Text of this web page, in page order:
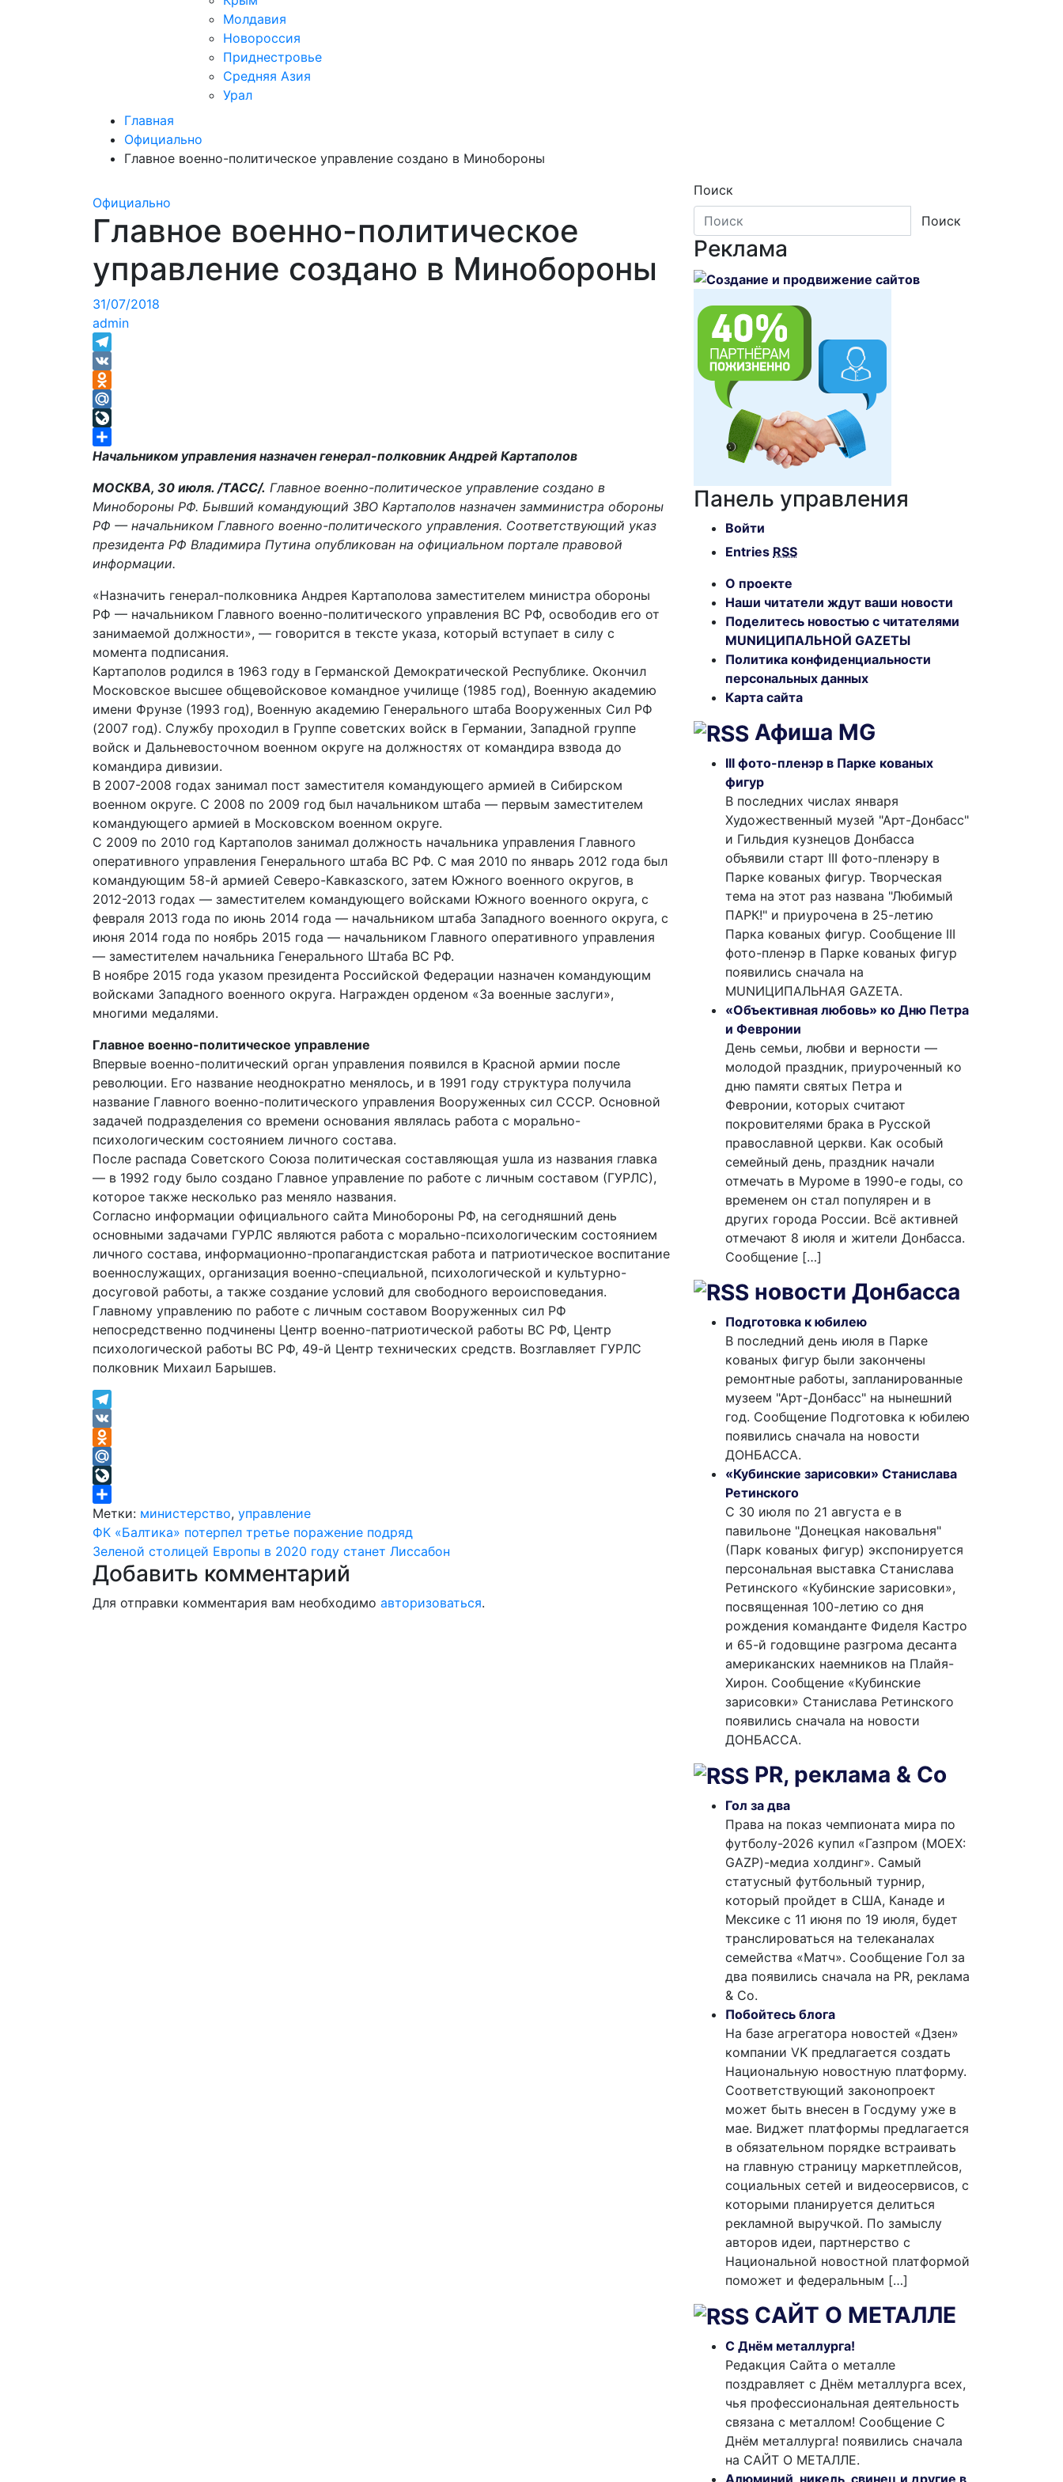
Молдавия
Новороссия
Приднестровье
Средняя Азия
Урал
Главная
Официально
Главное военно-политическое управление создано в Минобороны
Официально
Главное военно-политическое
управление создано в Минобороны
31/07/2018
admin
Telegram
VK
Odnoklassniki
Mail.Ru
LiveJournal
Отправить
Начальником управления назначен генерал-полковник Андрей Картаполов
МОСКВА, 30 июля. /ТАСС/. Главное военно-политическое управление создано в
Минобороны РФ. Бывший командующий ЗВО Картаполов назначен замминистра обороны
РФ — начальником Главного военно-политического управления. Соответствующий указ
президента РФ Владимира Путина опубликован на официальном портале правовой
информации.
«Назначить генерал-полковника Андрея Картаполова заместителем министра обороны
РФ — начальником Главного военно-политического управления ВС РФ, освободив его от
занимаемой должности», — говорится в тексте указа, который вступает в силу с
момента подписания.
Картаполов родился в 1963 году в Германской Демократической Республике. Окончил
Московское высшее общевойсковое командное училище (1985 год), Военную академию
имени Фрунзе (1993 год), Военную академию Генерального штаба Вооруженных Сил РФ
(2007 год). Службу проходил в Группе советских войск в Германии, Западной группе
войск и Дальневосточном военном округе на должностях от командира взвода до
командира дивизии.
В 2007-2008 годах занимал пост заместителя командующего армией в Сибирском
военном округе. С 2008 по 2009 год был начальником штаба — первым заместителем
командующего армией в Московском военном округе.
С 2009 по 2010 год Картаполов занимал должность начальника управления Главного
оперативного управления Генерального штаба ВС РФ. С мая 2010 по январь 2012 года был
командующим 58-й армией Северо-Кавказского, затем Южного военного округов, в
2012-2013 годах — заместителем командующего войсками Южного военного округа, с
февраля 2013 года по июнь 2014 года — начальником штаба Западного военного округа, с
июня 2014 года по ноябрь 2015 года — начальником Главного оперативного управления
— заместителем начальника Генерального Штаба ВС РФ.
В ноябре 2015 года указом президента Российской Федерации назначен командующим
войсками Западного военного округа. Награжден орденом «За военные заслуги»,
многими медалями.
Главное военно-политическое управление
Впервые военно-политический орган управления появился в Красной армии после
революции. Его название неоднократно менялось, и в 1991 году структура получила
название Главного военно-политического управления Вооруженных сил СССР. Основной
задачей подразделения со времени основания являлась работа с морально-
психологическим состоянием личного состава.
После распада Советского Союза политическая составляющая ушла из названия главка
— в 1992 году было создано Главное управление по работе с личным составом (ГУРЛС),
которое также несколько раз меняло названия.
Согласно информации официального сайта Минобороны РФ, на сегодняшний день
основными задачами ГУРЛС являются работа с морально-психологическим состоянием
личного состава, информационно-пропагандистская работа и патриотическое воспитание
военнослужащих, организация военно-специальной, психологической и культурно-
досуговой работы, а также создание условий для свободного вероисповедания.
Главному управлению по работе с личным составом Вооруженных сил РФ
непосредственно подчинены Центр военно-патриотической работы ВС РФ, Центр
психологической работы ВС РФ, 49-й Центр технических средств. Возглавляет ГУРЛС
полковник Михаил Барышев.
Telegram
VK
Odnoklassniki
Mail.Ru
LiveJournal
Отправить
Метки: министерство, управление
Навигация
по
записям
ФК «Балтика» потерпел третье поражение подряд
Зеленой столицей Европы в 2020 году станет Лиссабон
Добавить комментарий
Для отправки комментария вам необходимо авторизоваться.
Поиск
Поиск
Реклама
Панель управления
Войти
Entries RSS
О проекте
Наши читатели ждут ваши новости
Поделитесь новостью с читателями
MUNИЦИПАЛЬНОЙ GAZЕТЫ
Политика конфиденциальности
персональных данных
Карта сайта
Афиша MG
III фото-пленэр в Парке кованых
фигур
В последних числах января
Художественный музей "Арт-Донбасс"
и Гильдия кузнецов Донбасса
объявили старт III фото-пленэру в
Парке кованых фигур. Творческая
тема на этот раз названа "Любимый
ПАРК!" и приурочена в 25-летию
Парка кованых фигур. Сообщение III
фото-пленэр в Парке кованых фигур
появились сначала на
MUNИЦИПАЛЬНАЯ GAZЕТА.
«Объективная любовь» ко Дню Петра
и Февронии
День семьи, любви и верности —
молодой праздник, приуроченный ко
дню памяти святых Петра и
Февронии, которых считают
покровителями брака в Русской
православной церкви. Как особый
семейный день, праздник начали
отмечать в Муроме в 1990-е годы, со
временем он стал популярен и в
других города России. Всё активней
отмечают 8 июля и жители Донбасса.
Сообщение […]
новости Донбасса
Подготовка к юбилею
В последний день июля в Парке
кованых фигур были закончены
ремонтные работы, запланированные
музеем "Арт-Донбасс" на нынешний
год. Сообщение Подготовка к юбилею
появились сначала на новости
ДОНБАССА.
«Кубинские зарисовки» Станислава
Ретинского
С 30 июля по 21 августа е в
павильоне "Донецкая наковальня"
(Парк кованых фигур) экспонируется
персональная выставка Станислава
Ретинского «Кубинские зарисовки»,
посвященная 100-летию со дня
рождения команданте Фиделя Кастро
и 65-й годовщине разгрома десанта
американских наемников на Плайя-
Хирон. Сообщение «Кубинские
зарисовки» Станислава Ретинского
появились сначала на новости
ДОНБАССА.
PR, реклама & Co
Гол за два
Права на показ чемпионата мира по
футболу-2026 купил «Газпром (MOEX:
GAZP)-медиа холдинг». Самый
статусный футбольный турнир,
который пройдет в США, Канаде и
Мексике с 11 июня по 19 июля, будет
транслироваться на телеканалах
семейства «Матч». Сообщение Гол за
два появились сначала на PR, реклама
& Co.
Побойтесь блога
На базе агрегатора новостей «Дзен»
компании VK предлагается создать
Национальную новостную платформу.
Соответствующий законопроект
может быть внесен в Госдуму уже в
мае. Виджет платформы предлагается
в обязательном порядке встраивать
на главную страницу маркетплейсов,
социальных сетей и видеосервисов, с
которыми планируется делиться
рекламной выручкой. По замыслу
авторов идеи, партнерство с
Национальной новостной платформой
поможет и федеральным […]
САЙТ О МЕТАЛЛЕ
С Днём металлурга!
Редакция Сайта о металле
поздравляет с Днём металлурга всех,
чья профессиональная деятельность
связана с металлом! Сообщение С
Днём металлурга! появились сначала
на САЙТ О МЕТАЛЛЕ.